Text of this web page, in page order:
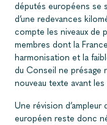
députés européens se
d’une redevances
compte les niveaux de
membres dont la
harmonisation et la
du Conseil ne présage
nouveau texte avant
Une révision
européen reste donc